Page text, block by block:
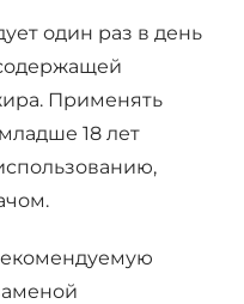
один раз в день
Применять
18 лет